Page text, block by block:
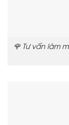
🌹 Tư vấn làm